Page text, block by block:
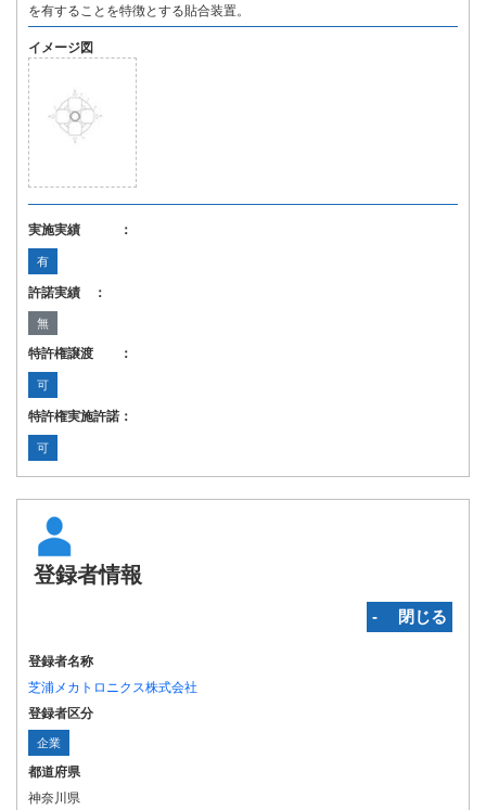
を有することを特徴とする貼合装置。
イメージ図
実施実績 ：
有
許諾実績 ：
無
特許権譲渡 ：
可
特許権実施許諾：
可
登録者情報
‐ 閉じる
登録者名称
芝浦メカトロニクス株式会社
登録者区分
企業
都道府県
神奈川県